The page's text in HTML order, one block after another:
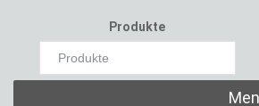
Produkte
×